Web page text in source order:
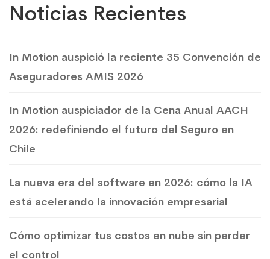
Noticias Recientes
In Motion auspició la reciente 35 Convención de
Aseguradores AMIS 2026
In Motion auspiciador de la Cena Anual AACH
2026: redefiniendo el futuro del Seguro en
Chile
La nueva era del software en 2026: cómo la IA
está acelerando la innovación empresarial
Cómo optimizar tus costos en nube sin perder
el control